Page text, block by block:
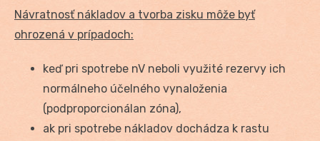
Návratnosť nákladov a tvorba zisku môže byť
ohrozená v prípadoch:
keď pri spotrebe nV neboli využité rezervy ich
normálneho účelného vynaloženia
(podproporcionálan zóna),
ak pri spotrebe nákladov dochádza k rastu